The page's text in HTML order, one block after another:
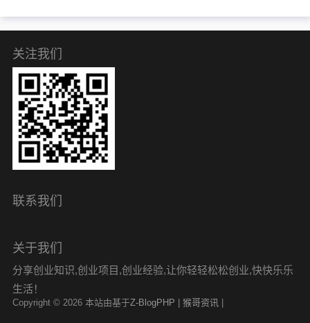
关注我们
联系我们
关于我们
分享创业知识,创业项目,创业经验,让你轻轻松松创业,快快乐乐
生活！
Copyright © 2026 本站由基于Z-BlogPHP 猴哥资讯|